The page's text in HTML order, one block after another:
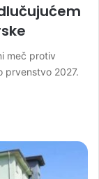
meč protiv
prvenstvo 2027.